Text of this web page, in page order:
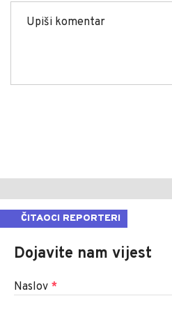
ČITAOCI REPORTERI
Dojavite nam vijest
Naslov *